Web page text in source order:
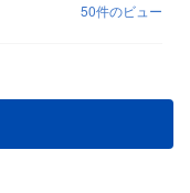
50件のビュー